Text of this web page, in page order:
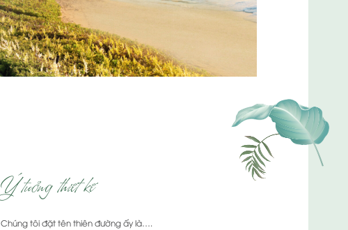
Ý tưởng thiết kế
Chúng tôi đặt tên thiên đường ấy là….